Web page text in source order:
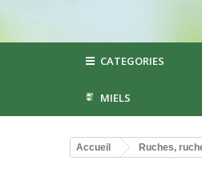
CATEGORIES
MIELS
Accueil Ruches,